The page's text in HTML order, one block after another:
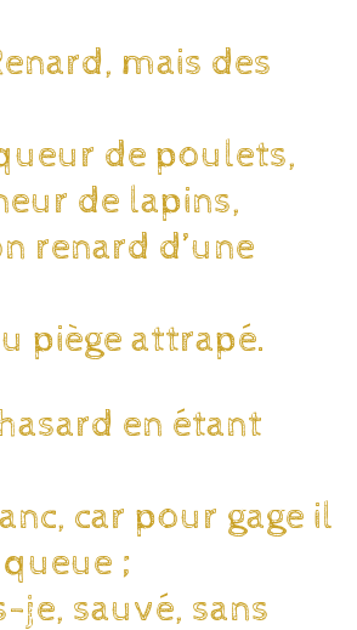
mais des
de poulets,
de lapins,
renard d’une
piège attrapé.
en étant
car pour gage il
;
je, sauvé, sans